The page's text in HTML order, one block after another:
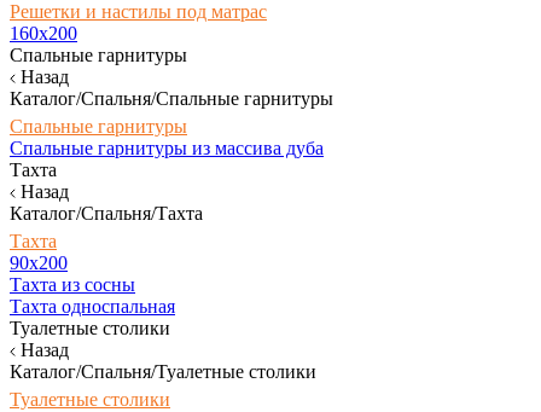
Решетки и настилы под матрас
160х200
Спальные гарнитуры
Назад
Каталог/Спальня/Спальные гарнитуры
Спальные гарнитуры
Спальные гарнитуры из массива дуба
Тахта
Назад
Каталог/Спальня/Тахта
Тахта
90х200
Тахта из сосны
Тахта односпальная
Туалетные столики
Назад
Каталог/Спальня/Туалетные столики
Туалетные столики